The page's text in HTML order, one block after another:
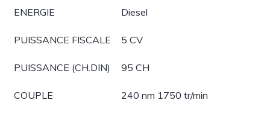
ENERGIE Diesel
PUISSANCE FISCALE 5 CV
PUISSANCE (CH.DIN) 95 CH
COUPLE 240 nm 1750 tr/min